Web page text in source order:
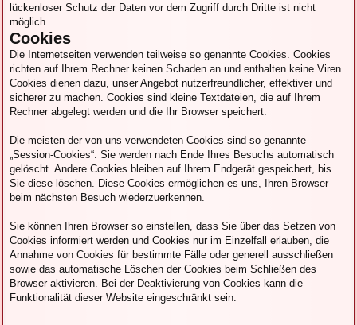
lückenloser Schutz der Daten vor dem Zugriff durch Dritte ist nicht
möglich.
Cookies
Die Internetseiten verwenden teilweise so genannte Cookies. Cookies
richten auf Ihrem Rechner keinen Schaden an und enthalten keine Viren.
Cookies dienen dazu, unser Angebot nutzerfreundlicher, effektiver und
sicherer zu machen. Cookies sind kleine Textdateien, die auf Ihrem
Rechner abgelegt werden und die Ihr Browser speichert.
Die meisten der von uns verwendeten Cookies sind so genannte
„Session-Cookies“. Sie werden nach Ende Ihres Besuchs automatisch
gelöscht. Andere Cookies bleiben auf Ihrem Endgerät gespeichert, bis
Sie diese löschen. Diese Cookies ermöglichen es uns, Ihren Browser
beim nächsten Besuch wiederzuerkennen.
Sie können Ihren Browser so einstellen, dass Sie über das Setzen von
Cookies informiert werden und Cookies nur im Einzelfall erlauben, die
Annahme von Cookies für bestimmte Fälle oder generell ausschließen
sowie das automatische Löschen der Cookies beim Schließen des
Browser aktivieren. Bei der Deaktivierung von Cookies kann die
Funktionalität dieser Website eingeschränkt sein.